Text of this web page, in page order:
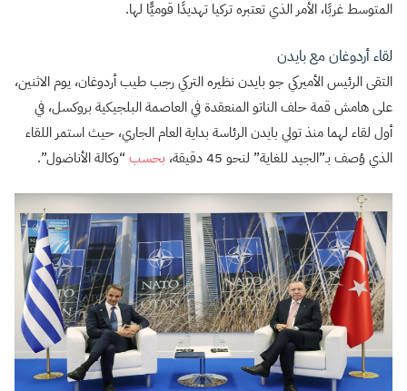
المتوسط غربًا، الأمر الذي تعتبره تركيا تهديدًا قوميًّا لها.
لقاء أردوغان مع بايدن
التقى الرئيس الأميركي جو بايدن نظيره التركي رجب طيب أردوغان، يوم الاثنين،
على هامش قمة حلف الناتو المنعقدة في العاصمة البلجيكية بروكسل، في
أول لقاء لهما منذ تولي بايدن الرئاسة بداية العام الجاري، حيث استمر اللقاء
الذي وُصف بـ”الجيد للغاية” لنحو 45 دقيقة،
بحسب“وكالة الأناضول”.